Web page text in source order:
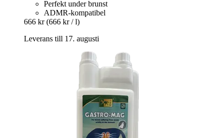
Perfekt under brunst
ADMR-kompatibel
666 kr (666 kr / l)
Leverans till 17. augusti